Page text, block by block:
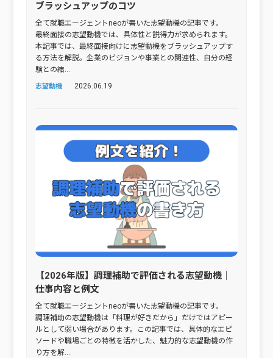
ブラッシュアップのコツ
全て就職エージェントneoが書いた志望動機の記事です。
最終面接の志望動機では、具体性と説得力が求められます。
本記事では、最終面接向けに志望動機をブラッシュアップす
る方法を解説。企業のビジョンや事業との関連性、自分の経
験との結...
志望動機 2026.06.19
【2026年版】調理補助で評価される志望動機｜
仕事内容と例文
全て就職エージェントneoが書いた志望動機の記事です。
調理補助の志望動機は「料理が好きだから」だけではアピー
ルとして弱い場合があります。この記事では、具体的なエピ
ソードや職場ごとの特徴を活かした、魅力的な志望動機の作
り方を解...